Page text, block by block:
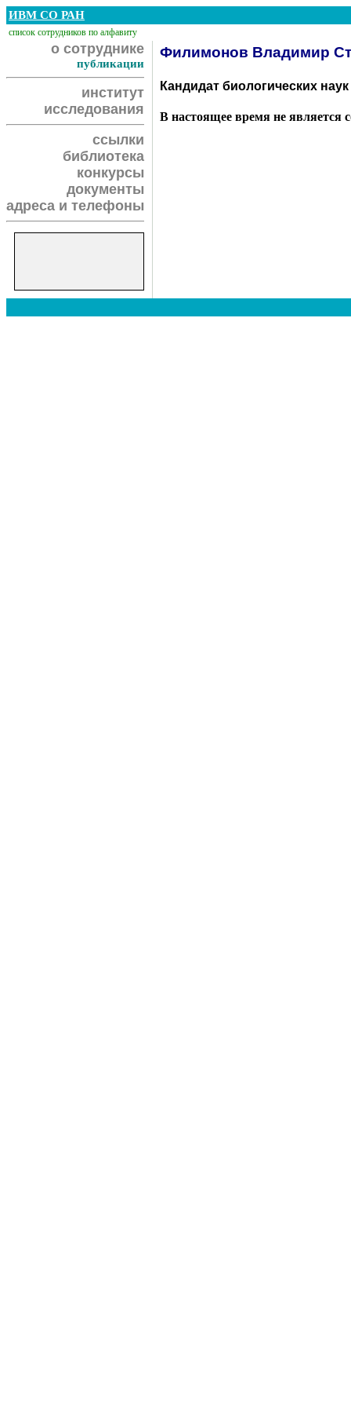
ИВМ СО РАН
список сотрудников по алфавиту
о сотруднике
публикации
институт
исследования
ссылки
библиотека
конкурсы
документы
адреса и телефоны
Филимонов Владимир
Кандидат биологических наук
В настоящее время не является